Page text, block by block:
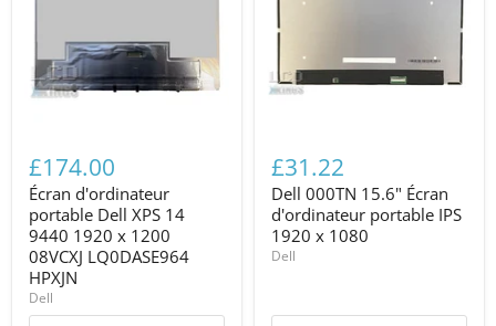
£174.00
Écran d'ordinateur
portable Dell XPS 14
9440 1920 x 1200
08VCXJ LQ0DASE964
HPXJN
Dell
£31.22
Dell 000TN 15.6" Écran
d'ordinateur portable IPS
1920 x 1080
Dell